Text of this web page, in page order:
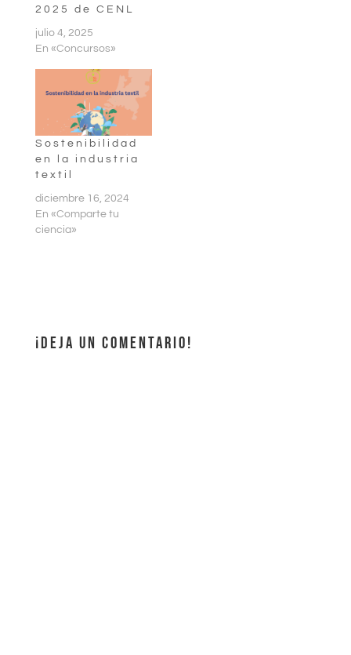
2025 de CENL
julio 4, 2025
En «Concursos»
Sostenibilidad
en la industria
textil
diciembre 16, 2024
En «Comparte tu
ciencia»
¡DEJA UN COMENTARIO!